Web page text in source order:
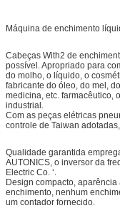
Máquina de enchimento
Cabeças With2 de
possível. Apropriado para
do molho, o líquido, o
fabricante do óleo, do mel,
medicina, etc. farmacêutico,
industrial.
Com as peças elétricas
controle de Taiwan
Qualidade garantida
AUTONICS, o inversor da
Electric Co. ‘.
Design compacto,
enchimento, nenhum
um contador fornecido.